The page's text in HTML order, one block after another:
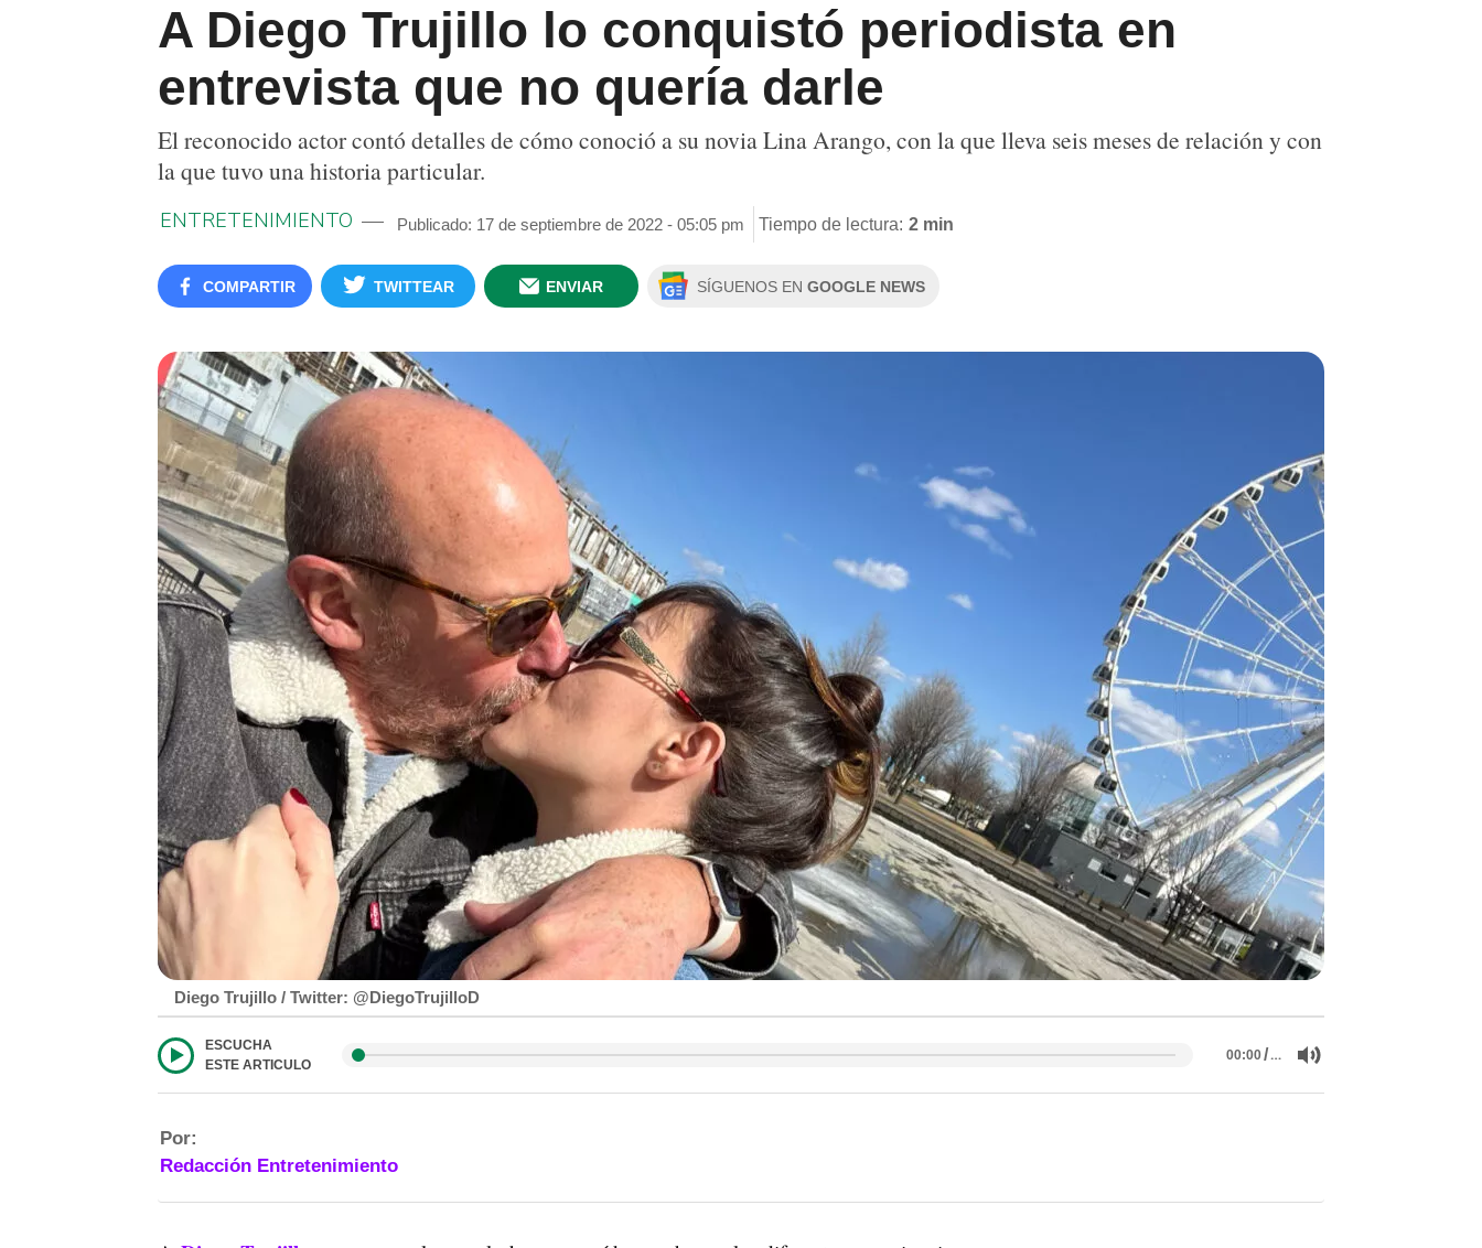
A Diego Trujillo lo conquistó periodista en
entrevista que no quería darle
El reconocido actor contó detalles de cómo conoció a su novia Lina Arango, con la que lleva seis meses de relación y con
la que tuvo una historia particular.
ENTRETENIMIENTO Publicado: 17 de septiembre de 2022 - 05:05 pm Tiempo de lectura: 2 min
COMPARTIR TWITTEAR ENVIAR SÍGUENOS EN GOOGLE NEWS
Diego Trujillo / Twitter: @DiegoTrujilloD
ESCUCHA
ESTE ARTICULO
00:00/…
Por:
Redacción Entretenimiento